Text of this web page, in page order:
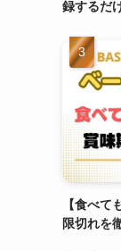
録するだ
【食べ
限切れを